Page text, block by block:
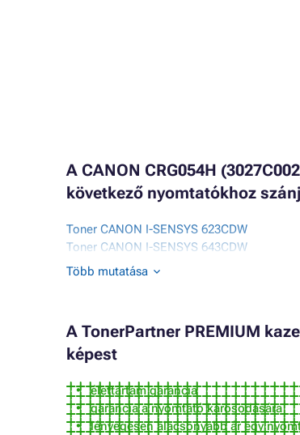
A CANON CRG054H
következő nyomtatókhoz
Toner CANON I-SENSYS 623CDW
Toner CANON I-SENSYS 643CDW
Toner CANON I-SENSYS 645CX
Több mutatása
A TonerPartner PREMIUM
képest
élettartam garancia
garancia a nyomtató károsodására
lényegesen alacsonyabb ár egy